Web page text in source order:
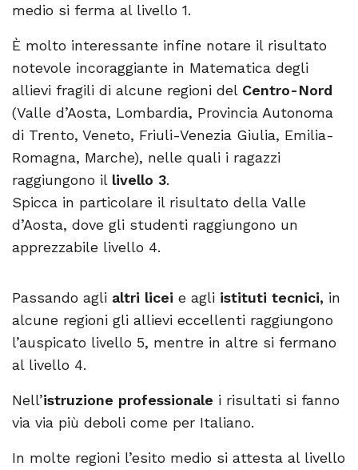
medio si ferma al livello 1.
È molto interessante infine notare il risultato
notevole incoraggiante in Matematica degli
allievi fragili di alcune regioni del Centro-Nord
(Valle d’Aosta, Lombardia, Provincia Autonoma
di Trento, Veneto, Friuli-Venezia Giulia, Emilia-
Romagna, Marche), nelle quali i ragazzi
raggiungono il livello 3.
Spicca in particolare il risultato della Valle
d’Aosta, dove gli studenti raggiungono un
apprezzabile livello 4.
Passando agli altri licei e agli istituti tecnici, in
alcune regioni gli allievi eccellenti raggiungono
l’auspicato livello 5, mentre in altre si fermano
al livello 4.
Nell’istruzione professionale i risultati si fanno
via via più deboli come per Italiano.
In molte regioni l’esito medio si attesta al livello